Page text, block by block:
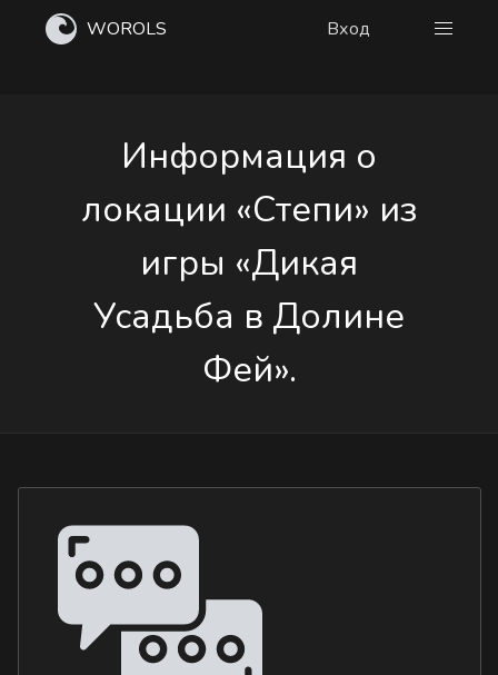
WOROLS Вход
Информация о
локации «Степи» из
игры «Дикая
Усадьба в Долине
Фей».